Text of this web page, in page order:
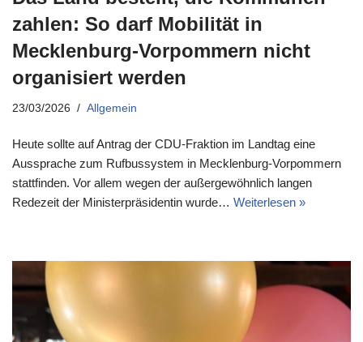
zahlen: So darf Mobilität in
Mecklenburg-Vorpommern nicht
organisiert werden
23/03/2026 Allgemein
Heute sollte auf Antrag der CDU-Fraktion im Landtag eine
Aussprache zum Rufbussystem in Mecklenburg-Vorpommern
stattfinden. Vor allem wegen der außergewöhnlich langen
Redezeit der Ministerpräsidentin wurde… Weiterlesen »